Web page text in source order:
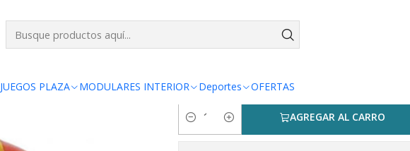
JUEGOS PLAZA MODULARES INTERIOR Deportes OFERTAS
Tobogan premium 6x4
Cantidad
AGREGAR AL CARRO